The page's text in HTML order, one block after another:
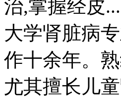
治,掌握经皮...
大学肾脏病
作十余年。
尤其擅长儿